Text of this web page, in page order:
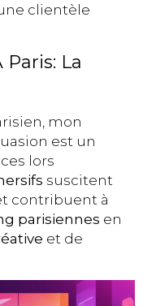
clientèle
La
mon
est un
lors
suscitent
contribuent à
parisiennes en
et de